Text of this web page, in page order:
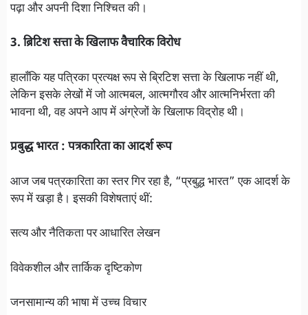
पढ़ा और अपनी दिशा निश्चित की।
3. ब्रिटिश सत्ता के खिलाफ वैचारिक विरोध
हालाँकि यह पत्रिका प्रत्यक्ष रूप से ब्रिटिश सत्ता के खिलाफ नहीं थी,
लेकिन इसके लेखों में जो आत्मबल, आत्मगौरव और आत्मनिर्भरता की
भावना थी, वह अपने आप में अंग्रेजों के खिलाफ विद्रोह थी।
प्रबुद्ध भारत : पत्रकारिता का आदर्श रूप
आज जब पत्रकारिता का स्तर गिर रहा है, “प्रबुद्ध भारत” एक आदर्श के
रूप में खड़ा है। इसकी विशेषताएं थीं:
सत्य और नैतिकता पर आधारित लेखन
विवेकशील और तार्किक दृष्टिकोण
जनसामान्य की भाषा में उच्च विचार